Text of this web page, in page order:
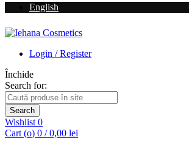
English
Login / Register
Închide
Search for:
Search
Wishlist 0
Cart (o) 0 / 0,00 lei